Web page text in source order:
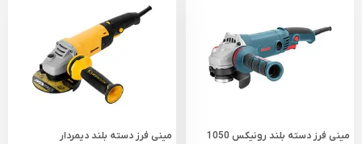
مینی فرز دسته بلند رونیکس 1050
مینی فرز دسته بلند دیمردار